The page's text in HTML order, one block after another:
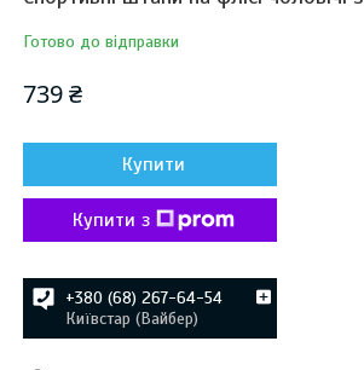
Готово до відправки
739 ₴
Купити
Купити з
+380 (68) 267-64-54
Київстар (Вайбер)